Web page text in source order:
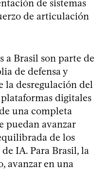
de sistemas
de articulación
a Brasil son parte de
de defensa y
la desregulación del
digitales
una completa
puedan avanzar
de los
IA. Para Brasil, la
avanzar en una